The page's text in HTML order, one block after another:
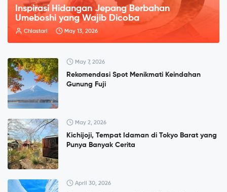
Inspirasi Hidangan Jepang Berbahan
Umeboshi yang Wajib Dicoba
Chiastari May 13, 2026
May 7, 2026
Rekomendasi Spot Menikmati Keindahan
Gunung Fuji
May 2, 2026
Kichijoji, Tempat Idaman di Tokyo Barat yang
Punya Banyak Cerita
April 30, 2026